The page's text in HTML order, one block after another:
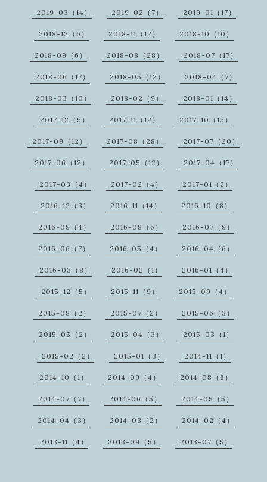
2019-03（14） 2019-02（7） 2019-01（17）
2018-12（6） 2018-11（12） 2018-10（10）
2018-09（6） 2018-08（28） 2018-07（17）
2018-06（17） 2018-05（12） 2018-04（7）
2018-03（10） 2018-02（9） 2018-01（14）
2017-12（5） 2017-11（12） 2017-10（15）
2017-09（12） 2017-08（28） 2017-07（20）
2017-06（12） 2017-05（12） 2017-04（17）
2017-03（4） 2017-02（4） 2017-01（2）
2016-12（3） 2016-11（14） 2016-10（8）
2016-09（4） 2016-08（6） 2016-07（9）
2016-06（7） 2016-05（4） 2016-04（6）
2016-03（8） 2016-02（1） 2016-01（4）
2015-12（5） 2015-11（9） 2015-09（4）
2015-08（2） 2015-07（2） 2015-06（3）
2015-05（2） 2015-04（3） 2015-03（1）
2015-02（2） 2015-01（3） 2014-11（1）
2014-10（1） 2014-09（4） 2014-08（6）
2014-07（7） 2014-06（5） 2014-05（5）
2014-04（3） 2014-03（2） 2014-02（4）
2013-11（4） 2013-09（5） 2013-07（5）